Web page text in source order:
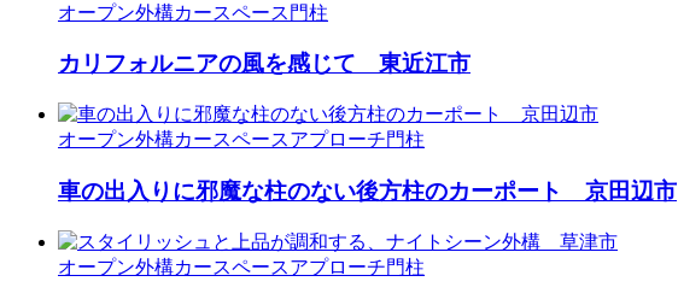
オープン外構カースペース 門柱
カリフォルニアの風を感じて 東近江市
オープン外構カースペースアプローチ門柱
車の出入りに邪魔な柱のない後方柱のカーポート 京田辺市
オープン外構カースペースアプローチ門柱